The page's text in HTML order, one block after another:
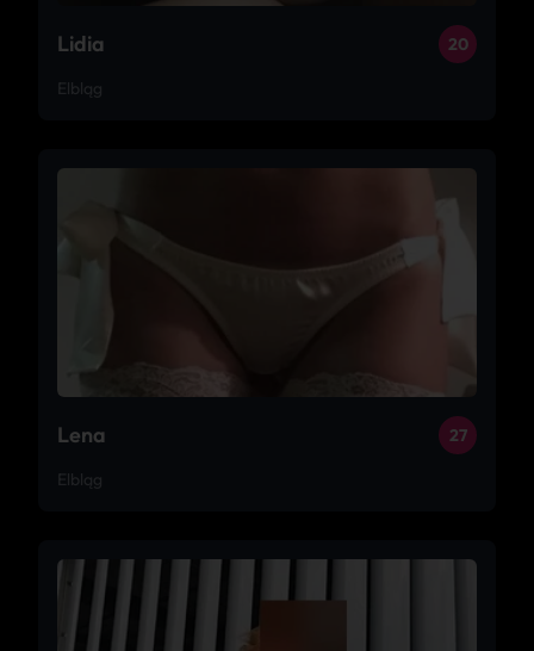
Lidia 20
Elbląg
Lena 27
Elbląg